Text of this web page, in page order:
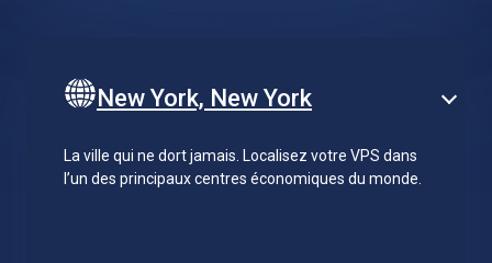
New York, New York
La ville qui ne dort jamais. Localisez votre VPS dans
l’un des principaux centres économiques du monde.